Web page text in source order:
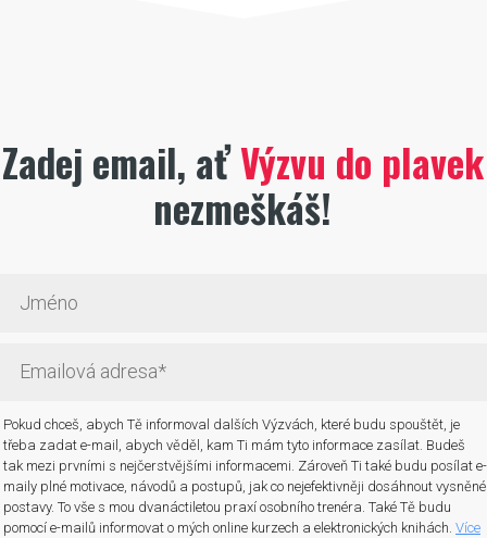
Zadej email, aťVýzvu do plavek
nezmeškáš!
Pokud chceš, abych Tě informoval dalších Výzvách, které budu spouštět, je
třeba zadat e-mail, abych věděl, kam Ti mám tyto informace zasílat. Budeš
tak mezi prvními s nejčerstvějšími informacemi. Zároveň Ti také budu posílat e-
maily plné motivace, návodů a postupů, jak co nejefektivněji dosáhnout vysněné
postavy. To vše s mou dvanáctiletou praxí osobního trenéra. Také Tě budu
pomocí e-mailů informovat o mých online kurzech a elektronických knihách. Více